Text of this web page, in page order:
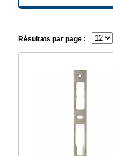
Résultats par page :